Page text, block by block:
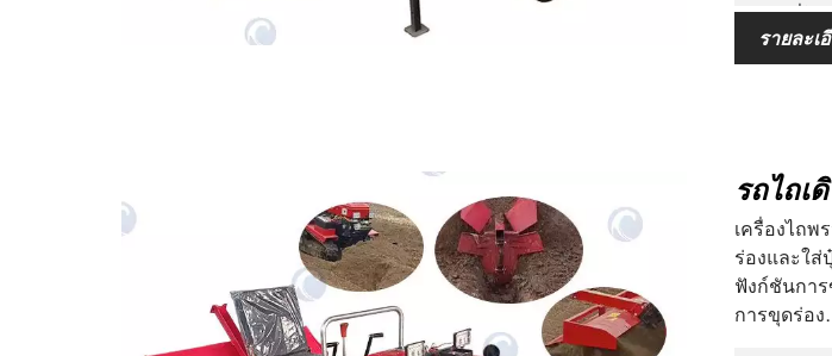
อัตราที่ไม่
อัตราการ
การใช้งาน
รายละเ
รถไถ
เครื่องไถพ
ร่องและใส่
ฟังก์ชันการ
การขุดร่อ